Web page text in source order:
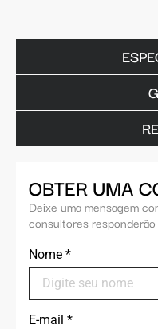
OBTER UMA
Deixe uma mensagem
consultores
Nome *
E-mail *